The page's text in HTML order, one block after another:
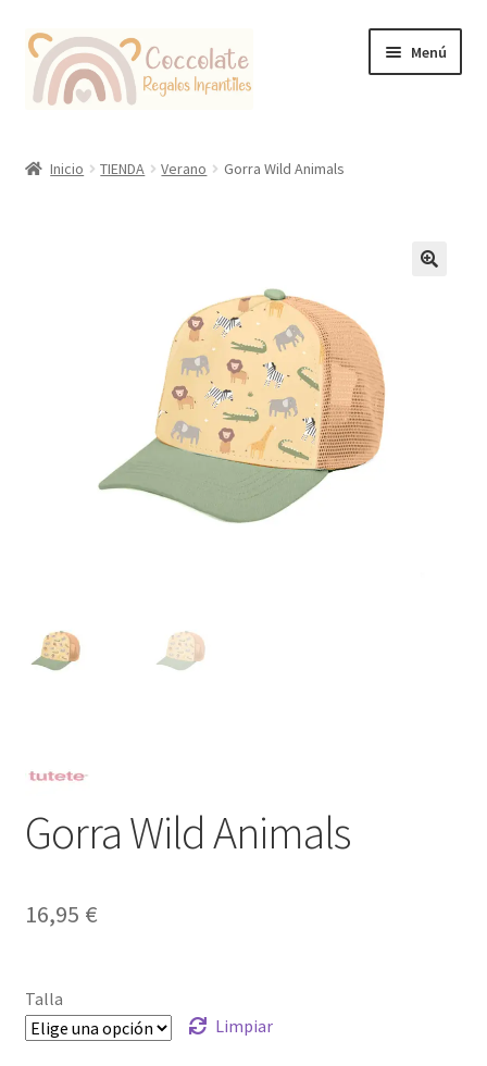
Ir
la
Ir
contenido
Menú
Inicio TIENDA Verano Gorra Wild Animals
Gorra Wild Animals
16,95 €
Talla
Limpiar